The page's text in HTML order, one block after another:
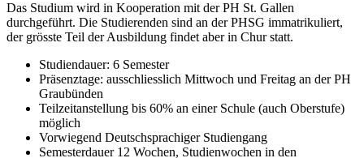
Das Studium wird in Kooperation mit der PH St. Gallen
durchgeführt. Die Studierenden sind an der PHSG immatrikuliert,
der grösste Teil der Ausbildung findet aber in Chur statt.
Studiendauer: 6 Semester
Präsenztage: ausschliesslich Mittwoch und Freitag an der PH
Graubünden
Teilzeitanstellung bis 60% an einer Schule (auch Oberstufe)
möglich
Vorwiegend Deutschsprachiger Studiengang
Semesterdauer 12 Wochen, Studienwochen in den